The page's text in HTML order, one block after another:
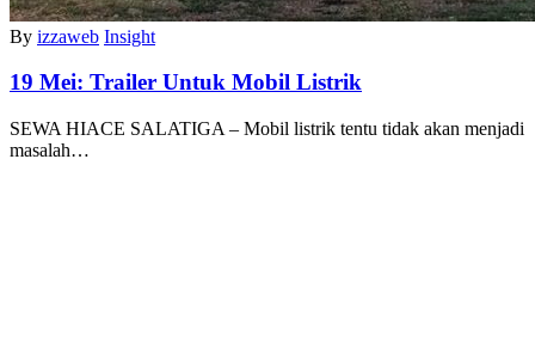
By izzaweb Insight
19 Mei: Trailer Untuk Mobil Listrik
SEWA HIACE SALATIGA – Mobil listrik tentu tidak akan menjadi
masalah…